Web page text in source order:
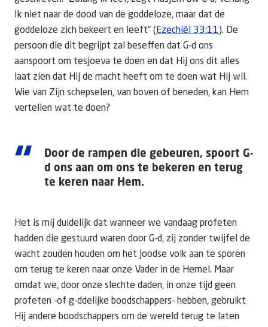
Ik niet naar de dood van de goddeloze, maar dat de
goddeloze zich bekeert en leeft” (Ezechiël 33:11). De
persoon die dit begrijpt zal beseffen dat G-d ons
aanspoort om tesjoeva te doen en dat Hij ons dit alles
laat zien dat Hij de macht heeft om te doen wat Hij wil.
Wie van Zijn schepselen, van boven of beneden, kan Hem
vertellen wat te doen?
“
Door de rampen die gebeuren, spoort G-
d ons aan om ons te bekeren en terug
te keren naar Hem.
Het is mij duidelijk dat wanneer we vandaag profeten
hadden die gestuurd waren door G-d, zij zonder twijfel de
wacht zouden houden om het Joodse volk aan te sporen
om terug te keren naar onze Vader in de Hemel. Maar
omdat we, door onze slechte daden, in onze tijd geen
profeten -of g-ddelijke boodschappers- hebben, gebruikt
Hij andere boodschappers om de wereld terug te laten